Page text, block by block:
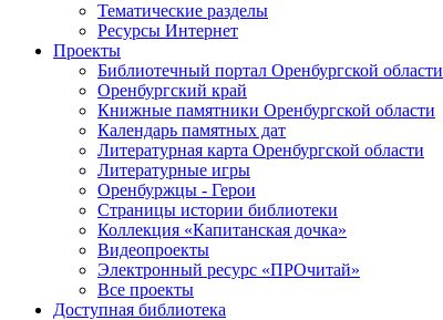
Тематические разделы
Ресурсы Интернет
Проекты
Библиотечный портал Оренбургской области
Оренбургский край
Книжные памятники Оренбургской области
Календарь памятных дат
Литературная карта Оренбургской области
Литературные игры
Оренбуржцы - Герои
Страницы истории библиотеки
Коллекция «Капитанская дочка»
Видеопроекты
Электронный ресурс «ПРОчитай»
Все проекты
Доступная библиотека